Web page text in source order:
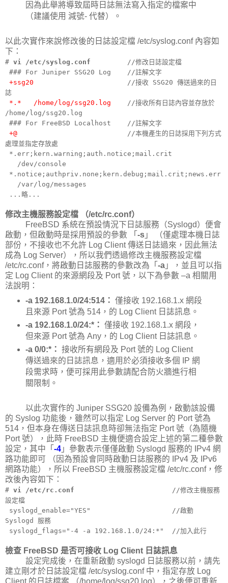
因為此舉將導致屆時日誌無法寫入指定的檔案中
（建議使用 減號- 代替）。
以此次實作來說修改後的日誌設定檔 /etc/syslog.conf 內容如
下：
# vi /etc/syslog.conf //修改日誌設定檔
### For Juniper SSG20 Log //註解文字
+ssg20 //接收 SSG20 傳送過來的日
誌
*.* /home/log/ssg20.log //接收所有日誌內容並存放於
/home/log/ssg20.log
### For FreeBSD Localhost //註解文字
+@ //本機產生的日誌採用下列方式
處理並指定存放處
*.err;kern.warning;auth.notice;mail.crit
/dev/console
*.notice;authpriv.none;kern.debug;mail.crit;news.err
/var/log/messages
...略...
修改主機服務設定檔 （/etc/rc.conf）
FreeBSD 系統在預設情況下日誌服務（Syslogd）便會
啟動，但啟動時是採用預設的參數 「 -s 」 （僅處理本機日誌
部份，不接收也不允許 Log Client 傳送日誌過來，因此無法
成為 Log Server），所以我們透過修改主機服務設定檔
/etc/rc.conf，將啟動日誌服務的參數改為「 -a 」，並且可以指
定 Log Client 的來源網段及 Port 號，以下為參數 –a 相關用
法說明：
-a 192.168.1.0/24:514： 僅接收 192.168.1.x 網段
且來源 Port 號為 514，的 Log Client 日誌訊息。
-a 192.168.1.0/24:*： 僅接收 192.168.1.x 網段，
但來源 Port 號為 Any，的 Log Client 日誌訊息。
-a 0/0:*： 接收所有網段及 Port 號的 Log Client
傳送過來的日誌訊息，適用於必須接收多個 IP 網
段需求時，便可採用此參數請配合防火牆進行相
關限制。
以此次實作的 Juniper SSG20 設備為例，啟動該設備
的 Syslog 功能後，雖然可以指定 Log Server 的 Port 號為
514，但本身在傳送日誌訊息時卻無法指定 Port 號（為隨機
Port 號），此時 FreeBSD 主機便適合設定上述的第二種參數
設定，其中「 -4 」參數表示僅僅啟動 Syslogd 服務的 IPv4 網
路功能即可 （因為預設會同時啟動日誌服務的 IPv4 及 IPv6
網路功能），所以 FreeBSD 主機服務設定檔 /etc/rc.conf，修
改後內容如下：
# vi /etc/rc.conf //修改主機服務
設定檔
syslogd_enable="YES" //啟動
Syslogd 服務
syslogd_flags="-4 -a 192.168.1.0/24:*" //加入此行
檢查 FreeBSD 是否可接收 Log Client 日誌訊息
設定完成後，在重新啟動 syslogd 日誌服務以前，請先
建立剛才於日誌設定檔 /etc/syslog.conf 中，指定存放 Log
Client 的日誌檔案 （/home/log/ssg20.log），之後便可重新